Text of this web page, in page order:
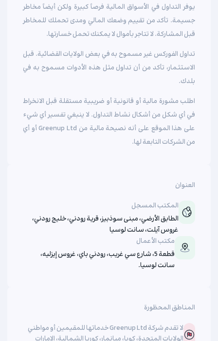
المناطق المحظورة
لا تقدم شركة Greenup Ltd خدماتها للمقيمين أو مواطني
العنوان
المكتب المسجل
الطابق الأرضي، مبنى سوذبيز، قرية رودني، خليج رودني،
غروس آيلت، سانت لوسيا
مكتب الأعمال
قطعة 5، شارع سي غريب، رودني باي، غروس إيزليه،
سانت لوسيا.
يوفر التداول في الأسواق المالية فرصاً كبيرة ولكن أيضاً مخاطر
جسيمة. تأكد من تقييم وضعك المالي ومدى تحملك للمخاطر
قبل المشاركة. لا تتاجر بأموال لا يمكنك تحمل خسارتها.
تداول الفوركس غير مسموح به في بعض الولايات القضائية. قبل
الاستثمار، تأكد من أن تداول مثل هذه الأدوات مسموح به في
بلدك.
اطلب مشورة مالية أو قانونية أو ضريبية مستقلة قبل الانخراط
في أي شكل من أشكال نشاط التداول. لا ينبغي تفسير أي شيء
على هذا الموقع على أنه نصيحة مالية من Greenup Ltd أو أي
من الشركات التابعة لها.